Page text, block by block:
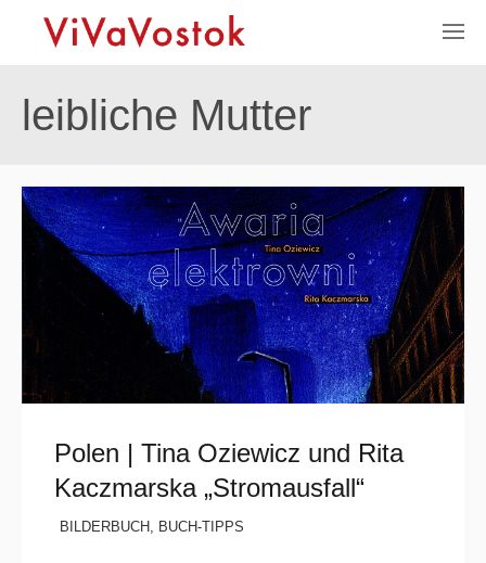
leibliche Mutter
Polen | Tina Oziewicz und Rita
Kaczmarska „Stromausfall“
BILDERBUCH , BUCH-TIPPS